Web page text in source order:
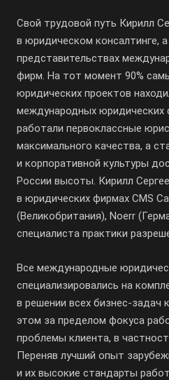
Свой трудовой путь Кирилл
в юридическом консалтинге,
представительствах
фирм. На тот момент 90%
юридических проектов
международных юридических
работали первоклассные
максимального качества, а
и корпоративной культуры
России высоты. Кирилл
в юридических фирмах CMS
(Великобритания), Noerr
специалиста практики
Все международные
специализировались на
в решении всех бизнес-задач
этом за пределом фокуса
проблемы клиента, в
Переняв лучший опыт
и их высокие стандарты